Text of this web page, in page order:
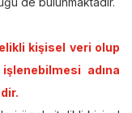
kişisel veri olup
adına